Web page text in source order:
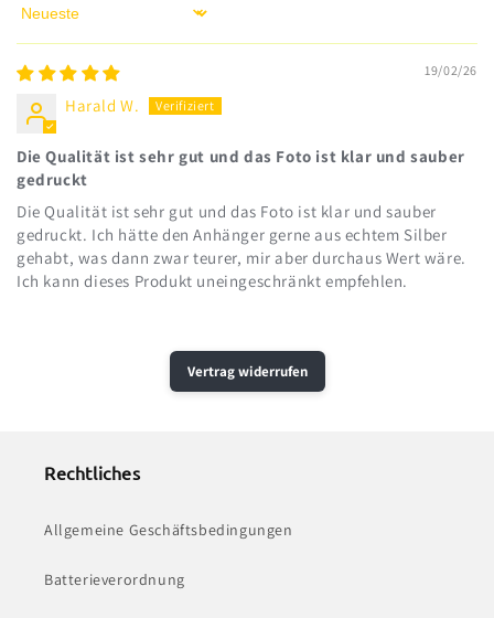
Sort by
19/02/26
Harald W.
Die Qualität ist sehr gut und das Foto ist klar und sauber
gedruckt
Die Qualität ist sehr gut und das Foto ist klar und sauber
gedruckt. Ich hätte den Anhänger gerne aus echtem Silber
gehabt, was dann zwar teurer, mir aber durchaus Wert wäre.
Ich kann dieses Produkt uneingeschränkt empfehlen.
Vertrag widerrufen
Rechtliches
Allgemeine Geschäftsbedingungen
Batterieverordnung